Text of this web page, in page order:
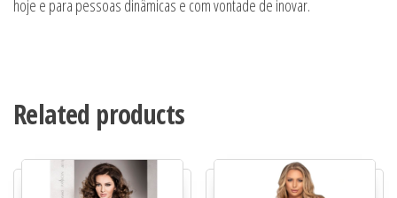
hoje e para pessoas dinâmicas e com vontade de inovar.
Related products